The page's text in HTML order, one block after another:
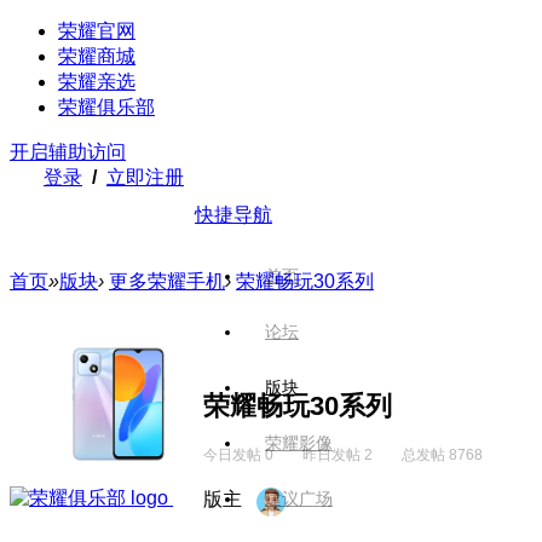
荣耀官网
荣耀商城
荣耀亲选
荣耀俱乐部
开启辅助访问
登录 / 立即注册
快捷导航
首页
论坛
版块
荣耀影像
建议广场
首页»版块› 更多荣耀手机› 荣耀畅玩30系列
荣耀畅玩30系列
今日发帖 0 昨日发帖 2 总发帖 8768
版主